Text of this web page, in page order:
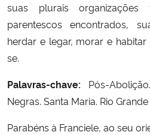
suas plurais
parentescos encontrados,
herdar e legar, morar e
se.
Palavras-chave: Pós-
Negras. Santa Maria. Rio
Parabéns à Franciele, ao seu